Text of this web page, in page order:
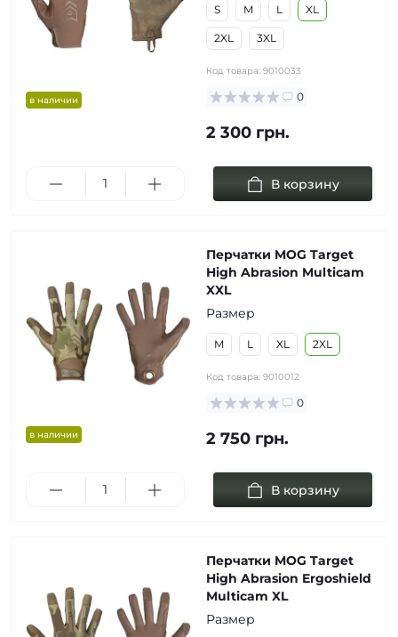
в наличии
S M L XL
2XL 3XL
Код товара: 9010033
0
2 300 грн.
В корзину
в наличии
Перчатки MOG Target
High Abrasion Multicam
XXL
Размер
M L XL 2XL
Код товара: 9010012
0
2 750 грн.
В корзину
Перчатки MOG Target
High Abrasion Ergoshield
Multicam XL
Размер